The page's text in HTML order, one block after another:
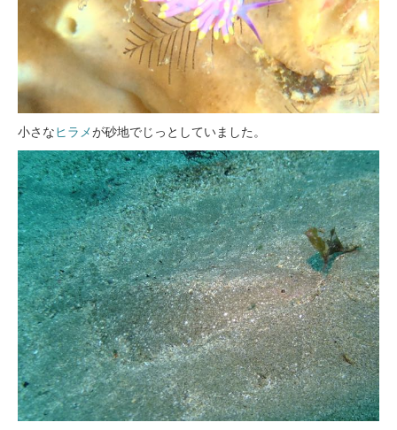
小さなヒラメが砂地でじっとしていました。